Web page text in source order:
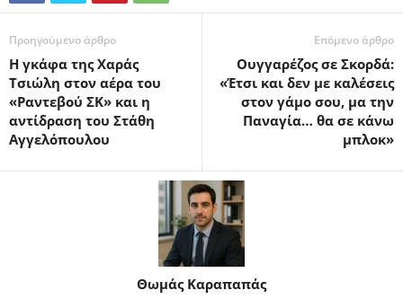
Προηγούμενο άρθρο
Η γκάφα της Χαράς
Τσιώλη στον αέρα του
«Ραντεβού ΣΚ» και η
αντίδραση του Στάθη
Αγγελόπουλου
Επόμενο άρθρο
Ουγγαρέζος σε Σκορδά:
«Έτσι και δεν με καλέσεις
στον γάμο σου, μα την
Παναγία… θα σε κάνω
μπλοκ»
Θωμάς Καραπαπάς